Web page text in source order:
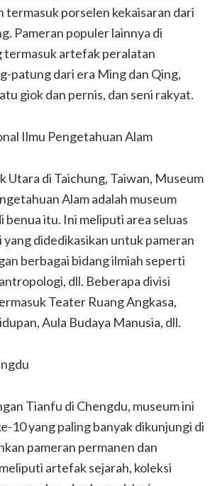
termasuk porselen kekaisaran dari
Pameran populer lainnya di
termasuk artefak peralatan
patung dari era Ming dan Qing,
giok dan pernis, dan seni rakyat.
Ilmu Pengetahuan Alam
Utara di Taichung, Taiwan, Museum
Alam adalah museum
benua itu. Ini meliputi area seluas
yang didedikasikan untuk pameran
berbagai bidang ilmiah seperti
dll. Beberapa divisi
Teater Ruang Angkasa,
Aula Budaya Manusia, dll.
Tianfu di Chengdu, museum ini
10 yang paling banyak dikunjungi di
pameran permanen dan
artefak sejarah, koleksi